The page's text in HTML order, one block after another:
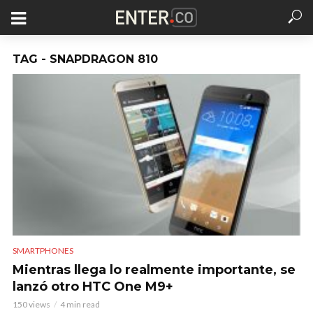
TAG - SNAPDRAGON 810
SMARTPHONES
Mientras llega lo realmente importante, se
lanzó otro HTC One M9+
150 views 4 min read